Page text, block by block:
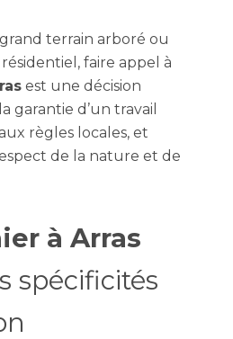
grand terrain arboré ou
faire appel à
est une décision
garantie d’un travail
règles locales, et
de la nature et de
à Arras
spécificités